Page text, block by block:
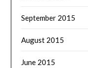
September 2015
August 2015
June 2015